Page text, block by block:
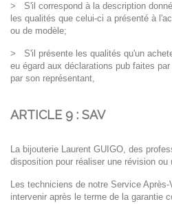
>
S'il correspond à la description
les qualités que celui-ci a présenté à
ou de modèle;
>
S'il présente les qualités qu'un
eu égard aux déclarations pub faites
par son représentant,
ARTICLE 9 : SAV
La bijouterie Laurent GUIGO, des
disposition pour réaliser une révision ou
Les techniciens de notre Service
intervenir après le terme de la garantie